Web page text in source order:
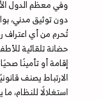
وفي معظم الدول
دون توثيق مدني،
تُحرم من أي اعتراف
حضانة تلقائية
إقامة أو تأمينًا
الارتباط يصنف
استغلالًا للنظام،